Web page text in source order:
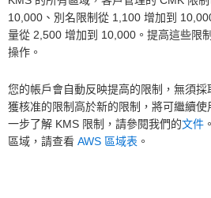
10,000、別名限制從 1,100 增加到
量從 2,500 增加到 10,000。提高這些限
操作。
您的帳戶會自動反映提高的限制，無須
獲核准的限制高於新的限制，將可繼續
一步了解 KMS 限制，請參閱我們的文件
區域，請查看 AWS 區域表 。